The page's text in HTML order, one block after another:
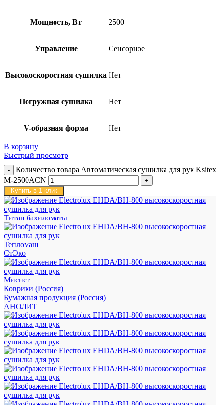
Мощность, Вт 2500
Управление Сенсорное
Высокоскоростная сушилка Нет
Погружная сушилка Нет
V-образная форма Нет
В корзину
Быстрый просмотр
Количество товара Автоматическая сушилка для рук Ksitex
M-2500ACN
Купить в 1 клик
Титан бахиломаты
Тепломаш
СтЭко
Миснет
Коврики (Россия)
Бумажная продукция (Россия)
АНОЛИТ